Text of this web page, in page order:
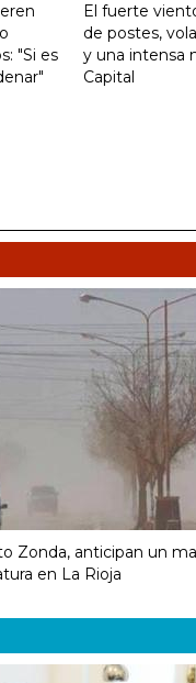
"Si es
El fuerte
de postes,
y una intensa
Capital
Zonda, anticipan un
en La Rioja